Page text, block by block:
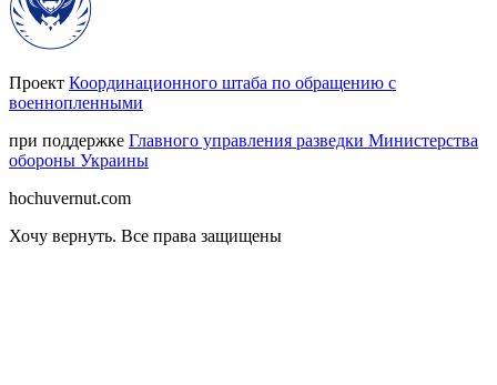
Проект Координационного штаба по обращению с
военнопленными
при поддержке Главного управления разведки Министерства
обороны Украины
hochuvernut.com
Хочу вернуть. Все права защищены